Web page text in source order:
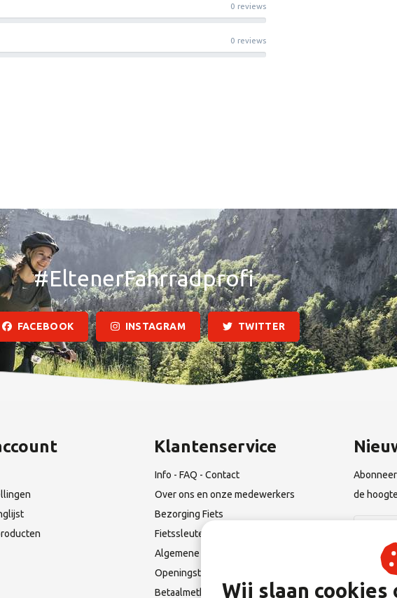
0 reviews
0 reviews
#EltenerFahrradprofi
FACEBOOK INSTAGRAM TWITTER
Klantenservice
Info - FAQ - Contact
Over ons en onze medewerkers
Bezorging Fiets
Fietssleutel Verloren?
Algemene Leverings voorwaarden
Openingstijden & Route
Betaalmethoden
de
Wij slaan cookies